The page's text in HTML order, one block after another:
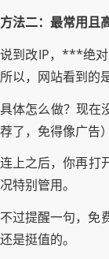
方法二：最常用
说到改IP，***绝
所以，网站看到的
具体怎么做？现在
荐了，免得像广
连上之后，你再打
况特别管用。
不过提醒一句，免
还是挺值的。